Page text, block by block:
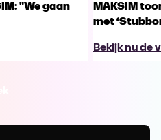
"We gaan
MAKSIM
met
Bekijk nu de